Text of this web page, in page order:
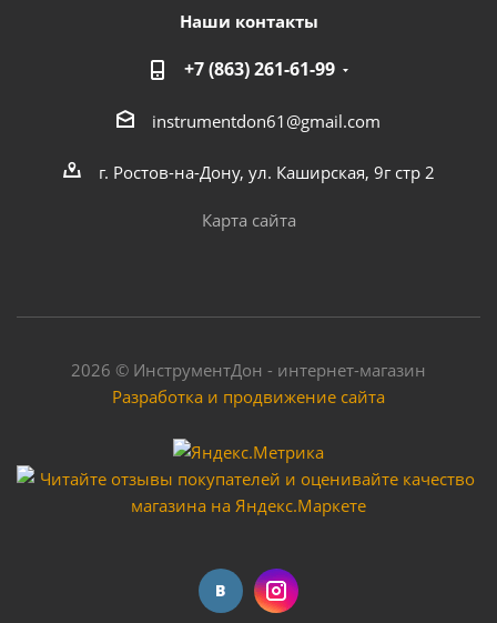
Наши контакты
+7 (863) 261-61-99
instrumentdon61@gmail.com
г. Ростов-на-Дону, ул. Каширская, 9г стр 2
Карта сайта
2026 © ИнструментДон - интернет-магазин
Разработка и продвижение сайта